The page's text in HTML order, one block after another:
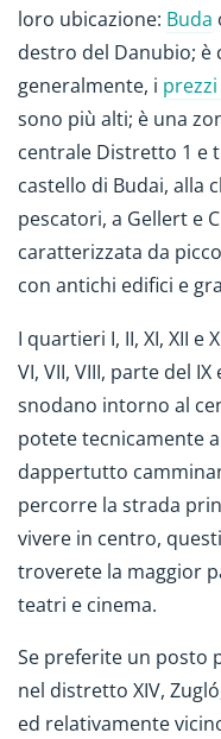
loro ubicazione: Buda
destro del Danubio; è
generalmente, i
sono più alti; è una
centrale Distretto 1 e
castello di Budai, alla
pescatori, a Gellert e
caratterizzata da
con antichi edifici e
I quartieri I, II, XI, XII e
VI, VII, VIII, parte del IX
snodano intorno al
potete tecnicamente
dappertutto
percorre la strada
vivere in centro,
troverete la maggior
teatri e cinema.
Se preferite un posto
nel distretto XIV,
ed relativamente